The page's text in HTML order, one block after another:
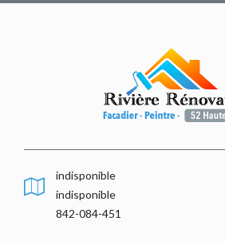
indisponible
indisponible
842-084-451